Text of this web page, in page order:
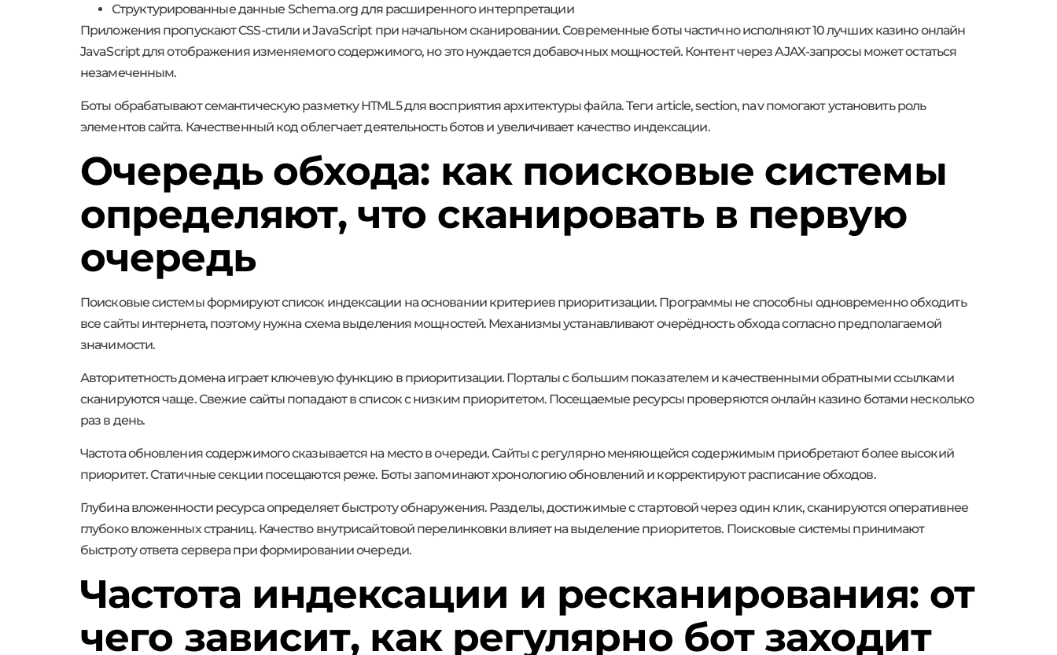
Структурированные данные Schema.org для расширенного интерпретации
Приложения пропускают CSS-стили и JavaScript при начальном сканировании. Современные боты частично исполняют 10 лучших казино онлайн
JavaScript для отображения изменяемого содержимого, но это нуждается добавочных мощностей. Контент через AJAX-запросы может остаться
незамеченным.
Боты обрабатывают семантическую разметку HTML5 для восприятия архитектуры файла. Теги article, section, nav помогают установить роль
элементов сайта. Качественный код облегчает деятельность ботов и увеличивает качество индексации.
Очередь обхода: как поисковые системы
определяют, что сканировать в первую
очередь
Поисковые системы формируют список индексации на основании критериев приоритизации. Программы не способны одновременно обходить
все сайты интернета, поэтому нужна схема выделения мощностей. Механизмы устанавливают очерёдность обхода согласно предполагаемой
значимости.
Авторитетность домена играет ключевую функцию в приоритизации. Порталы с большим показателем и качественными обратными ссылками
сканируются чаще. Свежие сайты попадают в список с низким приоритетом. Посещаемые ресурсы проверяются онлайн казино ботами несколько
раз в день.
Частота обновления содержимого сказывается на место в очереди. Сайты с регулярно меняющейся содержимым приобретают более высокий
приоритет. Статичные секции посещаются реже. Боты запоминают хронологию обновлений и корректируют расписание обходов.
Глубина вложенности ресурса определяет быстроту обнаружения. Разделы, достижимые с стартовой через один клик, сканируются оперативнее
глубоко вложенных страниц. Качество внутрисайтовой перелинковки влияет на выделение приоритетов. Поисковые системы принимают
быстроту ответа сервера при формировании очереди.
Частота индексации и ресканирования: от
чего зависит, как регулярно бот заходит